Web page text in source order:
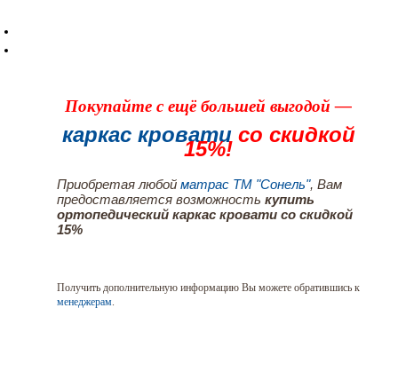
Покупайте с ещё большей выгодой —
каркас кровати со скидкой
15%!
Приобретая любой матрас ТМ "Сонель", Вам
предоставляется возможность купить
ортопедический каркас кровати со скидкой
15%
Получить дополнительную информацию Вы можете обратившись к
менеджерам.